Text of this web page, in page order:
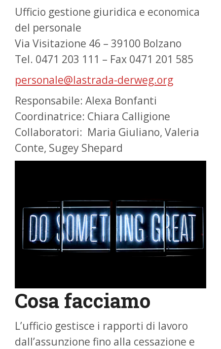
Ufficio gestione giuridica e economica
del personale
Via Visitazione 46 – 39100 Bolzano
Tel. 0471 203 111 – Fax 0471 201 585
personale@lastrada-derweg.org
Responsabile: Alexa Bonfanti
Coordinatrice: Chiara Calligione
Collaboratori: Maria Giuliano, Valeria
Conte, Sugey Shepard
Cosa facciamo
L’ufficio gestisce i rapporti di lavoro
dall’assunzione fino alla cessazione e